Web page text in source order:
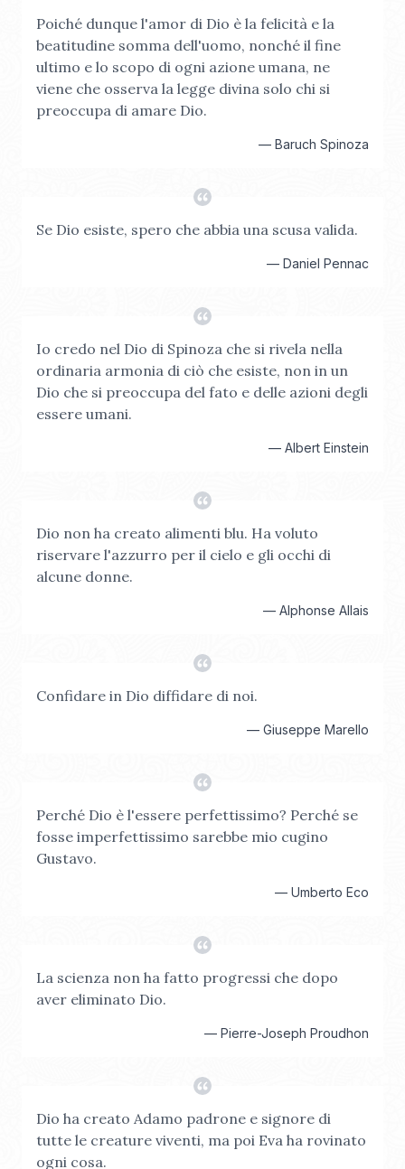
Poiché dunque l'amor di Dio è la felicità e la
beatitudine somma dell'uomo, nonché il fine
ultimo e lo scopo di ogni azione umana, ne
viene che osserva la legge divina solo chi si
preoccupa di amare Dio.
— Baruch Spinoza
Se Dio esiste, spero che abbia una scusa valida.
— Daniel Pennac
Io credo nel Dio di Spinoza che si rivela nella
ordinaria armonia di ciò che esiste, non in un
Dio che si preoccupa del fato e delle azioni degli
essere umani.
— Albert Einstein
Dio non ha creato alimenti blu. Ha voluto
riservare l'azzurro per il cielo e gli occhi di
alcune donne.
— Alphonse Allais
Confidare in Dio diffidare di noi.
— Giuseppe Marello
Perché Dio è l'essere perfettissimo? Perché se
fosse imperfettissimo sarebbe mio cugino
Gustavo.
— Umberto Eco
La scienza non ha fatto progressi che dopo
aver eliminato Dio.
— Pierre-Joseph Proudhon
Dio ha creato Adamo padrone e signore di
tutte le creature viventi, ma poi Eva ha rovinato
ogni cosa.